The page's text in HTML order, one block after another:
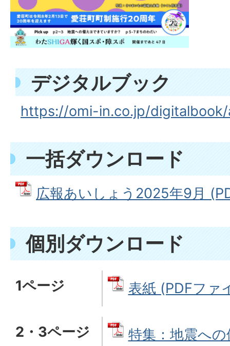
デジタルブック
https://omi-in.co.jp/
一括ダウンロード
広報あいしょう2025年9月
個別ダウンロード
1ページ 表紙 (PDFファ
2・3ページ
特集：地震へ